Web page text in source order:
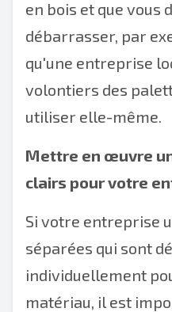
en bois et que vous
débarrasser, par
qu'une entreprise
volontiers des
utiliser elle-même.
Mettre en œuvre
clairs pour votre
Si votre entreprise
séparées qui sont
individuellement
matériau, il est